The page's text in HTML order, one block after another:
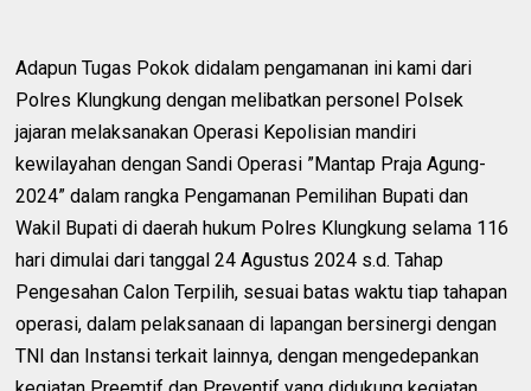
Adapun Tugas Pokok didalam pengamanan ini kami dari
Polres Klungkung dengan melibatkan personel Polsek
jajaran melaksanakan Operasi Kepolisian mandiri
kewilayahan dengan Sandi Operasi ”Mantap Praja Agung-
2024” dalam rangka Pengamanan Pemilihan Bupati dan
Wakil Bupati di daerah hukum Polres Klungkung selama 116
hari dimulai dari tanggal 24 Agustus 2024 s.d. Tahap
Pengesahan Calon Terpilih, sesuai batas waktu tiap tahapan
operasi, dalam pelaksanaan di lapangan bersinergi dengan
TNI dan Instansi terkait lainnya, dengan mengedepankan